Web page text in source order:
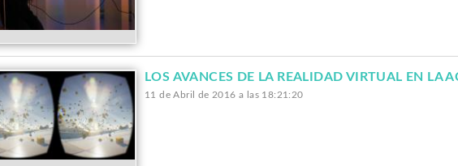
LOS AVANCES DE LA REALIDAD VIRTUAL EN LA
11 de Abril de 2016 a las 18:21:20